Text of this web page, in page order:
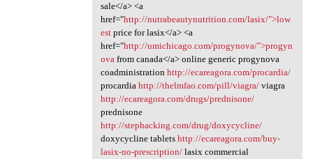
sale</a> <a
href="http://nutrabeautynutrition.com/lasix/">low
estprice for lasix</a> <a
href="http://umichicago.com/progynova/">progyn
ovafrom canada</a> online generic progynova
coadministration http://ecareagora.com/procardia/
procardia http://thelmfao.com/pill/viagra/viagra
http://ecareagora.com/drugs/prednisone/
prednisone
http://stephacking.com/drug/doxycycline/
doxycycline tablets http://ecareagora.com/buy-
lasix-no-prescription/lasix commercial